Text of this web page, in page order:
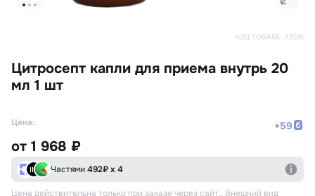
КОД ТОВАРА: 33515
Цитросепт капли для приема внутрь 20
мл 1 шт
Цена: +59
от 1 968 ₽
Частями492₽ х 4
Цена действительна только при заказе через сайт.. Внешний вид